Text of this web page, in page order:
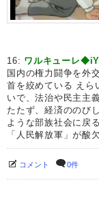
16: ワルキューレ
国内の権力闘争を外
首を絞めている えら
いで、法治や民主主
たたず、経済ののび
ような部族社会に戻
「人民解放軍」が酸
コメント 0件